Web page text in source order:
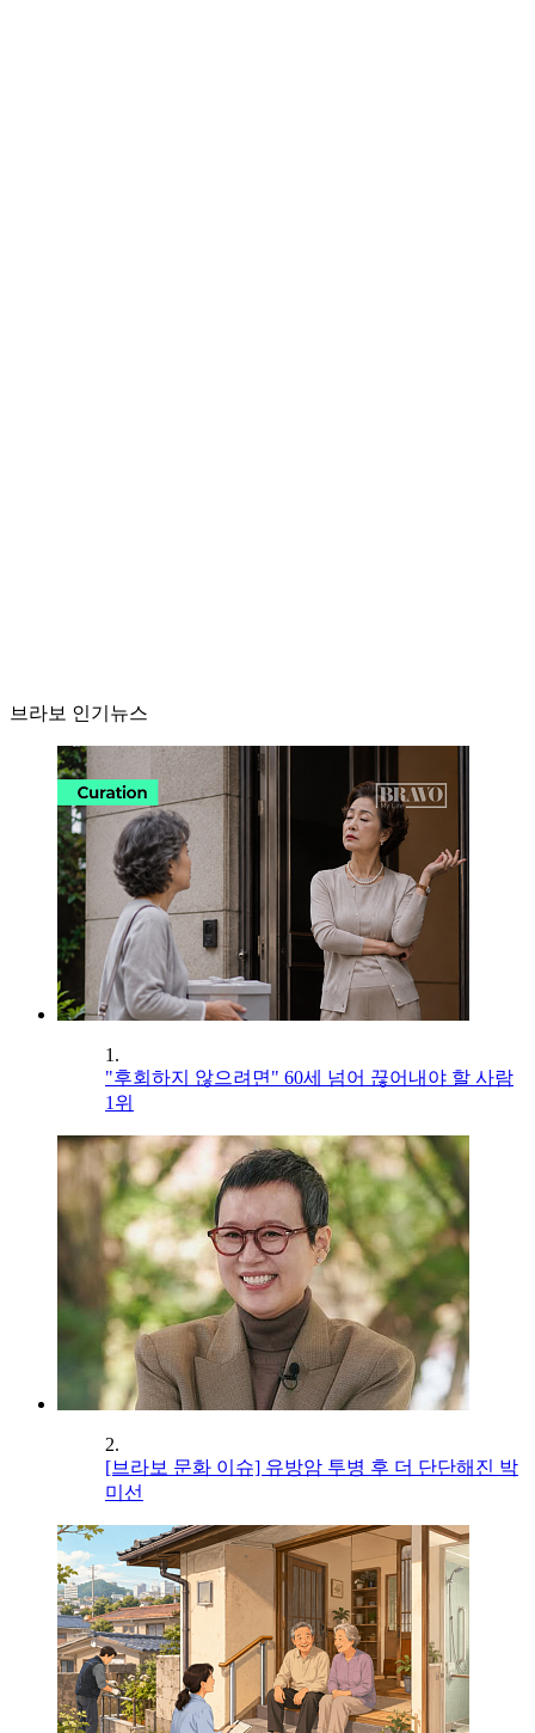
브라보 인기뉴스
1.
"후회하지 않으려면" 60세 넘어 끊어내야 할 사람
1위
2.
[브라보 문화 이슈] 유방암 투병 후 더 단단해진 박
미선